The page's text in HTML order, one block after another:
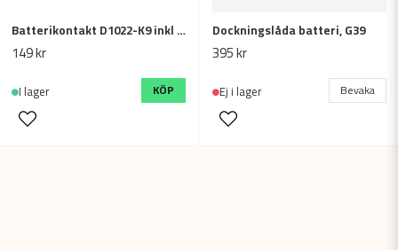
Batterikontakt D1022-K9 inkl fästplatta, Elcykel Orion, Ecoride
149 kr
I lager KÖP
Dockningslåda batteri, G39
395 kr
Ej i lager Bevaka